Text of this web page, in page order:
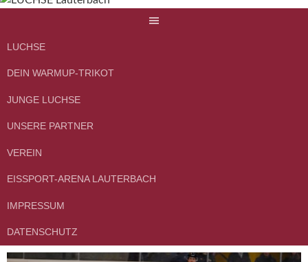
Springe
LUCHSE
DEIN WARMUP-TRIKOT
JUNGE LUCHSE
UNSERE PARTNER
VEREIN
EISSPORT-ARENA LAUTERBACH
IMPRESSUM
DATENSCHUTZ